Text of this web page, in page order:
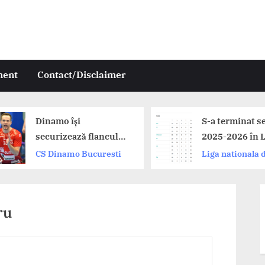
Contact/Disclaimer
S-a terminat sezonul
2025-2026 în Liga
Zimbrilor. Dinamo,
Liga nationala de